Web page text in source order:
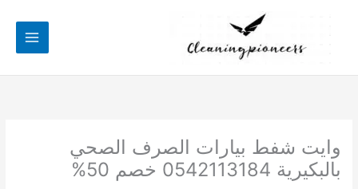
وايت شفط بيارات الصرف الصحي
بالبكيرية 0542113184 خصم 50%